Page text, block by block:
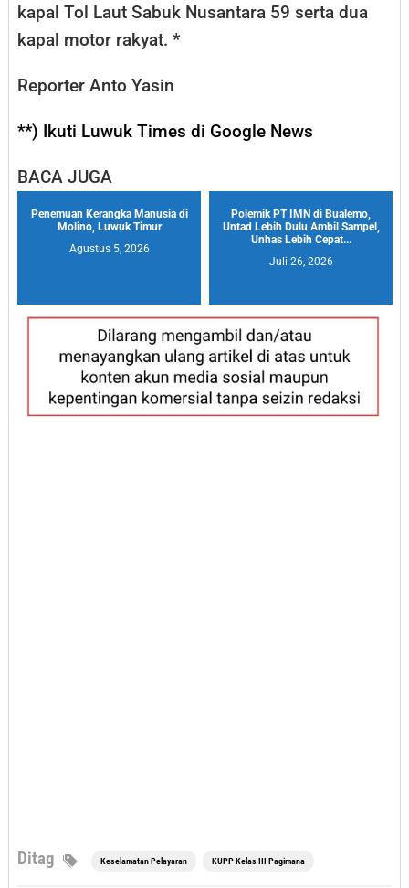
kapal Tol Laut Sabuk Nusantara 59 serta dua
kapal motor rakyat. *
Reporter Anto Yasin
**) Ikuti Luwuk Times di Google News
BACA JUGA
Penemuan Kerangka Manusia di
Molino, Luwuk Timur
Agustus 5, 2026
Polemik PT IMN di Bualemo,
Untad Lebih Dulu Ambil Sampel,
Unhas Lebih Cepat...
Juli 26, 2026
Ditag Keselamatan Pelayaran KUPP Kelas III Pagimana